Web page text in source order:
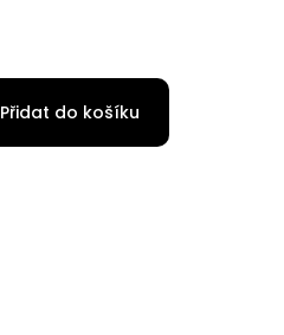
Přidat do košíku